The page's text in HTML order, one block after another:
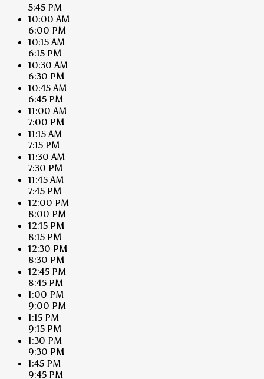
5:45 PM
10:00 AM
6:00 PM
10:15 AM
6:15 PM
10:30 AM
6:30 PM
10:45 AM
6:45 PM
11:00 AM
7:00 PM
11:15 AM
7:15 PM
11:30 AM
7:30 PM
11:45 AM
7:45 PM
12:00 PM
8:00 PM
12:15 PM
8:15 PM
12:30 PM
8:30 PM
12:45 PM
8:45 PM
1:00 PM
9:00 PM
1:15 PM
9:15 PM
1:30 PM
9:30 PM
1:45 PM
9:45 PM